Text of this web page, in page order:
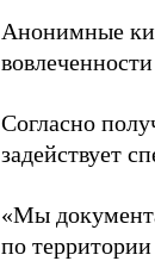
Анонимные
Согласно
задействует
«Мы
по